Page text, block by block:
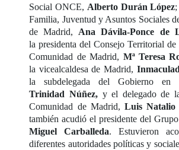
Social ONCE, Alberto Durán López
Familia, Juventud y Asuntos Sociales
de Madrid, Ana Dávila-Ponce de
la presidenta del Consejo Territorial
Comunidad de Madrid, Mª Teresa
la vicealcaldesa de Madrid,
la subdelegada del Gobierno en
Trinidad Núñez,y el delegado de
Comunidad de Madrid, Luis Natalio
también acudió el presidente del
Miguel Carballeda. Estuvieron
diferentes autoridades políticas y